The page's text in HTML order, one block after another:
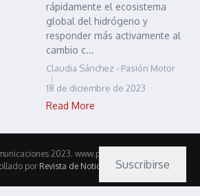
rápidamente el ecosistema
global del hidrógeno y
responder más activamente al
cambio c...
Claudia Sánchez - Pasión Motor
18 de diciembre de 2023
Read More
2023. www.pasionmotor.cl |
por Revista de Noticias XSuscribirse